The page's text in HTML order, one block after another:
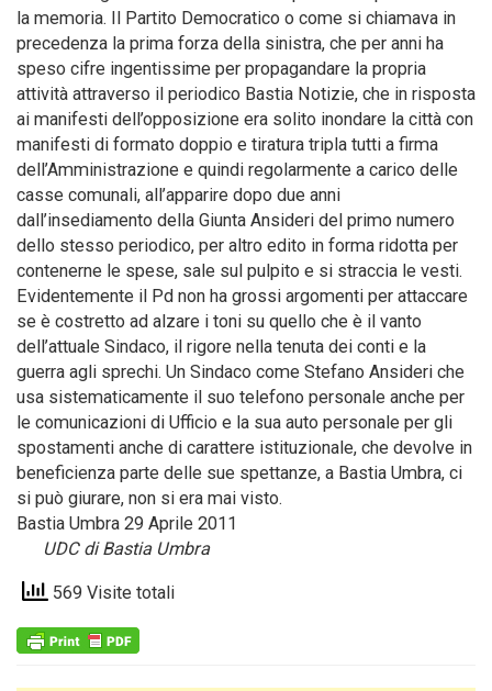
la memoria. Il Partito Democratico o come si chiamava in
precedenza la prima forza della sinistra, che per anni ha
speso cifre ingentissime per propagandare la propria
attività attraverso il periodico Bastia Notizie, che in risposta
ai manifesti dell’opposizione era solito inondare la città con
manifesti di formato doppio e tiratura tripla tutti a firma
dell’Amministrazione e quindi regolarmente a carico delle
casse comunali, all’apparire dopo due anni
dall’insediamento della Giunta Ansideri del primo numero
dello stesso periodico, per altro edito in forma ridotta per
contenerne le spese, sale sul pulpito e si straccia le vesti.
Evidentemente il Pd non ha grossi argomenti per attaccare
se è costretto ad alzare i toni su quello che è il vanto
dell’attuale Sindaco, il rigore nella tenuta dei conti e la
guerra agli sprechi. Un Sindaco come Stefano Ansideri che
usa sistematicamente il suo telefono personale anche per
le comunicazioni di Ufficio e la sua auto personale per gli
spostamenti anche di carattere istituzionale, che devolve in
beneficienza parte delle sue spettanze, a Bastia Umbra, ci
si può giurare, non si era mai visto.
Bastia Umbra 29 Aprile 2011
UDC di Bastia Umbra
569 Visite totali